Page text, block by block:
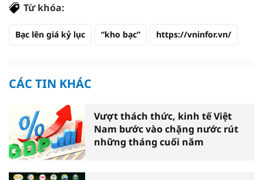
Từ khóa:
Bạc lên giá kỷ lục “kho bạc” https://vninfor.vn/
CÁC TIN KHÁC
Vượt thách thức, kinh tế Việt
Nam bước vào chặng nước rút
những tháng cuối năm